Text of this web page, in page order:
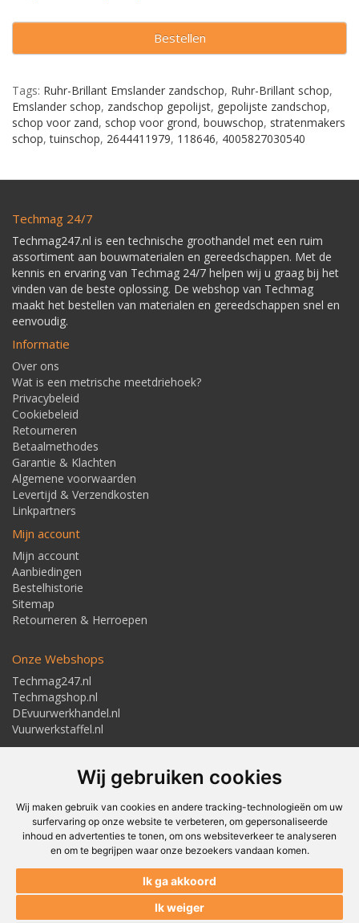
Wij gebruiken cookies
Wij maken gebruik van cookies en andere tracking-technologieën om uw
surfervaring op onze website te verbeteren, om gepersonaliseerde
inhoud en advertenties te tonen, om ons websiteverkeer te analyseren
en om te begrijpen waar onze bezoekers vandaan komen.
Ik ga akkoord
Ik weiger
Bestellen
Tags: Ruhr-Brillant Emslander zandschop, Ruhr-Brillant schop,
Emslander schop, zandschop gepolijst, gepolijste zandschop,
schop voor zand, schop voor grond, bouwschop, stratenmakers
schop,tuinschop, 2644411979, 118646, 4005827030540
Techmag 24/7
Techmag247.nl is een technische groothandel met een ruim
assortiment aan bouwmaterialen en gereedschappen. Met de
kennis en ervaring van Techmag 24/7 helpen wij u graag bij het
vinden van de beste oplossing. De webshop van Techmag
maakt het bestellen van materialen en gereedschappen snel en
eenvoudig.
Informatie
Over ons
Wat is een metrische meetdriehoek?
Privacybeleid
Cookiebeleid
Retourneren
Betaalmethodes
Garantie & Klachten
Algemene voorwaarden
Levertijd & Verzendkosten
Linkpartners
Mijn account
Mijn account
Aanbiedingen
Bestelhistorie
Sitemap
Retourneren & Herroepen
Onze Webshops
Techmag247.nl
Techmagshop.nl
DEvuurwerkhandel.nl
Vuurwerkstaffel.nl
Adresgegevens
Textielstraat 4, 7483 PB Haaksbergen
Telefoon: 053-5723224
info@techmaghaaksbergen.nl
Akkoord om gemaild te worden*
Privacybeleid*